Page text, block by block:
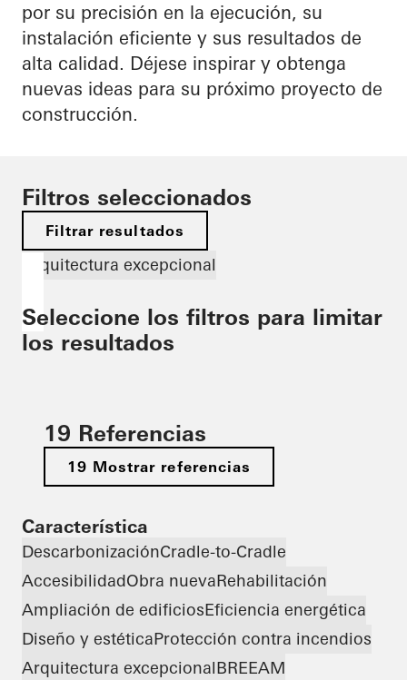
por su precisión en la ejecución, su
instalación eficiente y sus resultados de
alta calidad. Déjese inspirar y obtenga
nuevas ideas para su próximo proyecto de
construcción.
Filtros seleccionados
Filtrar resultados
Arquitectura excepcional
Seleccione los filtros para limitar
los resultados
19 Referencias
19 Mostrar referencias
Característica
DescarbonizaciónCradle-to-Cradle
AccesibilidadObra nuevaRehabilitación
Ampliación de edificiosEficiencia energética
Diseño y estéticaProtección contra incendios
Arquitectura excepcionalBREEAM